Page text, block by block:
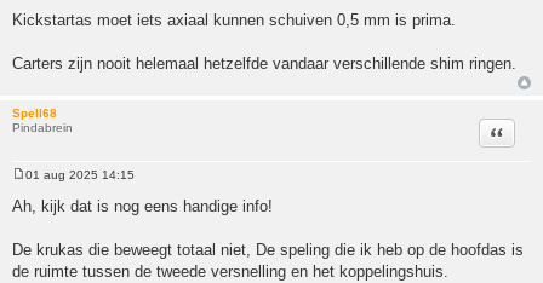
Kickstartas moet iets axiaal kunnen schuiven 0,5 mm is prima.
Carters zijn nooit helemaal hetzelfde vandaar verschillende shim ringen.
Spell68
Pindabrein
Citeer
Bericht
01 aug 2025 14:15
Ah, kijk dat is nog eens handige info!
De krukas die beweegt totaal niet, De speling die ik heb op de hoofdas is
de ruimte tussen de tweede versnelling en het koppelingshuis.